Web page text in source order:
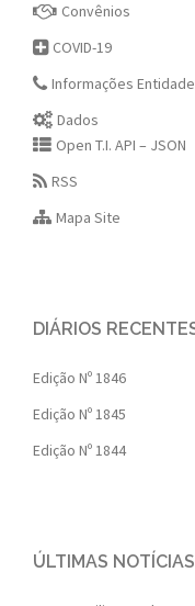
Convênios
COVID-19
Informações Entidade
Dados
Open T.I. API – JSON
RSS
Mapa Site
DIÁRIOS
Edição Nº 1846
Edição Nº 1845
Edição Nº 1844
ÚLTIMAS NOTÍCIAS